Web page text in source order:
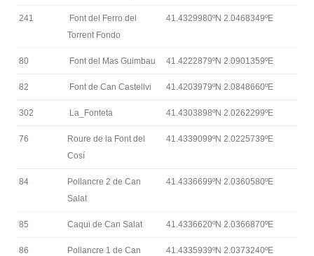
241
Font del Ferro del
Torrent Fondo
41.4329980ºN 2.0468349ºE
80 Font del Mas Guimbau 41.4222879ºN 2.0901359ºE
82 Font de Can Castellvi 41.4203979ºN 2.0848660ºE
302 La_Fonteta 41.4303898ºN 2.0262299ºE
76
Roure de la Font del
Cosí
41.4339099ºN 2.0225739ºE
84
Pollancre 2 de Can
Salat
41.4336699ºN 2.0360580ºE
85 Caqui de Can Salat 41.4336620ºN 2.0366870ºE
86
Pollancre 1 de Can
41.4335939ºN 2.0373240ºE